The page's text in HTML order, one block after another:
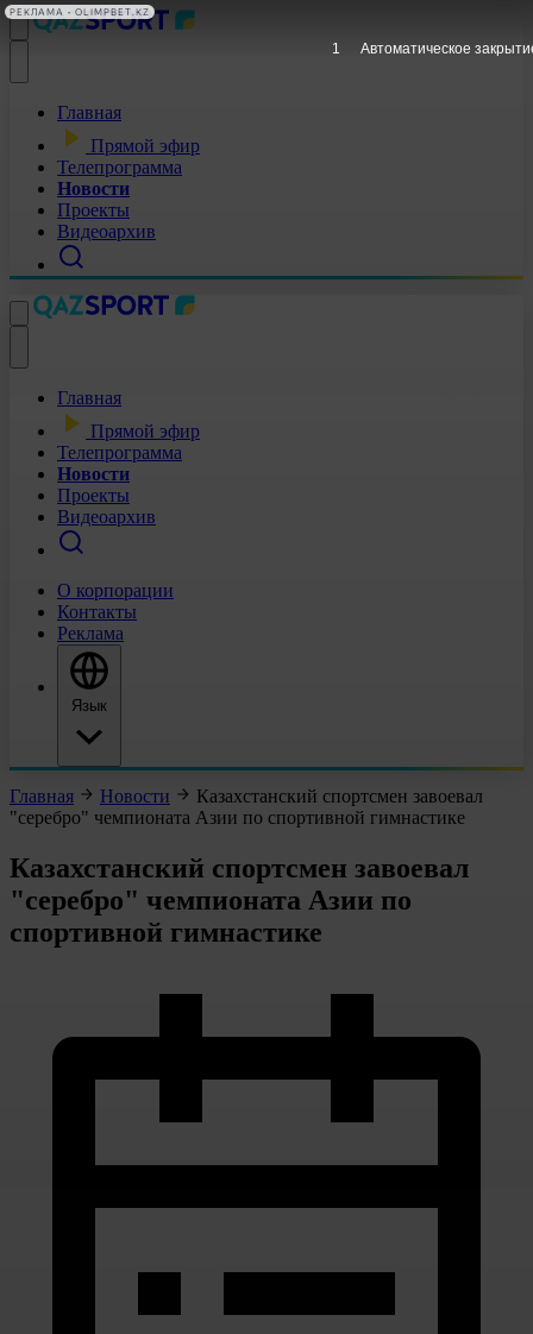
Главная
Прямой эфир
Телепрограмма
Новости
Проекты
Видеоархив
Главная
Прямой эфир
Телепрограмма
Новости
Проекты
Видеоархив
О корпорации
Контакты
Реклама
Язык
Главная Новости
Казахстанский спортсмен завоевал
"серебро" чемпионата Азии по спортивной гимнастике
Казахстанский спортсмен завоевал
"серебро" чемпионата Азии по
спортивной гимнастике